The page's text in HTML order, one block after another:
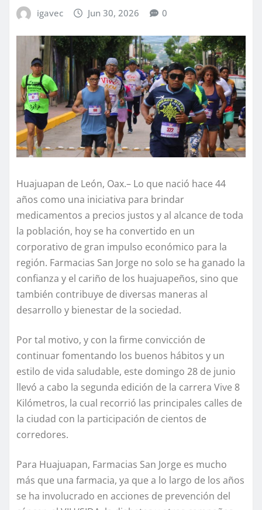
igavec Jun 30, 2026 0
Huajuapan de León, Oax.– Lo que nació hace 44
años como una iniciativa para brindar
medicamentos a precios justos y al alcance de toda
la población, hoy se ha convertido en un
corporativo de gran impulso económico para la
región. Farmacias San Jorge no solo se ha ganado la
confianza y el cariño de los huajuapeños, sino que
también contribuye de diversas maneras al
desarrollo y bienestar de la sociedad.
Por tal motivo, y con la firme convicción de
continuar fomentando los buenos hábitos y un
estilo de vida saludable, este domingo 28 de junio
llevó a cabo la segunda edición de la carrera Vive 8
Kilómetros, la cual recorrió las principales calles de
la ciudad con la participación de cientos de
corredores.
Para Huajuapan, Farmacias San Jorge es mucho
más que una farmacia, ya que a lo largo de los años
se ha involucrado en acciones de prevención del